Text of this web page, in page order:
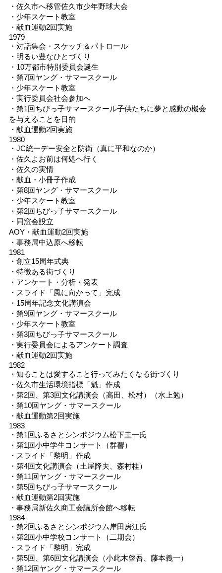
・佐久市へ移管佐久市少年野球大会
・少年スケート教室
・献血運動2回実施
1979
・対話集会・スケッチ＆パトロール
・明るい豊なひとづくり
・10万都市特別委員会誕生
・第7回ヤング・サマースクール
・少年スケート教室
・実行委員会社会参加へ
・第1回ちびっ子サマースクール子供たちに夢と感動の機会
を与えることを目的
・献血運動2回実施
1980
・JC統一デー安全と防衛（真に平和なのか）
・佐久よお前は何処へ行く
・佐久の実情
・献血・小冊子作成
・第8回ヤング・サマースクール
・少年スケート教室
・第2回ちびっ子サマースクール
・同窓会設立
AOY・献血運動2回実施
・事務局中込原へ移転
1981
・創立15周年式典
・特徴ある街づくり
・アンケート・分析・発表
・スライド「風に向かって」完成
・15周年記念文化講演会
・第9回ヤング・サマースクール
・少年スケート教室
・第3回ちびっ子サマースクール
・実行委員会によるアンケート調査
・献血運動2回実施
1982
・知ることは愛すること行ってみたくなる街づくり
・佐久市生活環境指標「魁」作成
・第2回、第3回文化講演会（高田、松村）（水上勉）
・第10回ヤング・サマースクール
・献血運動第2回実施
1983
・第1回ふるさとシンポジウム松下圭一氏
・第1回小中学生コンサート（群響）
・スライド「黎明」作成
・第4回文化講演会（土屋降夫、森村桂）
・第11回ヤング・サマースクール
・第5回ちびっ子サマースクール
・献血運動第2回実施
・事務局新佐久商工会議所会館へ移転
1984
・第2回ふるさとシンポジウム岸田房江氏
・第2回小中学校コンサート（二期会）
・スライド「黎明」完成
・第5回、第6回文化講演会（小此木啓吾、藤本義一）
・第12回ヤング・サマースクール